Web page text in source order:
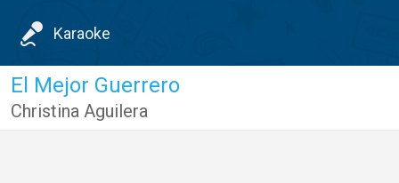
Karaoke
El Mejor Guerrero
Christina Aguilera